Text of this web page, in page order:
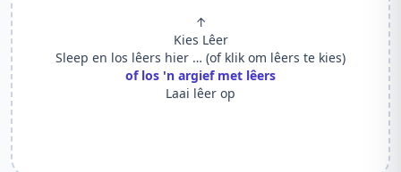
↑
Kies Lêer
Sleep en los lêers hier … (of klik om lêers te kies)
of los 'n argief met lêers
Laai lêer op